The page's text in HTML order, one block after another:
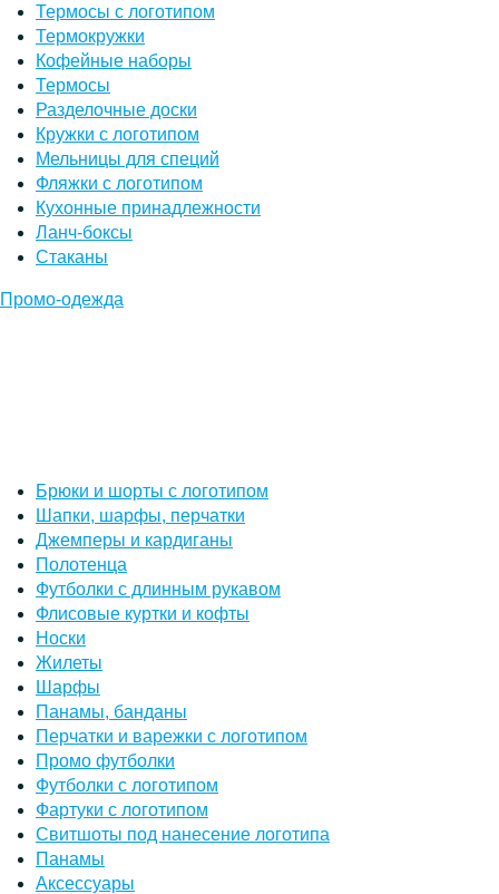
Термосы с логотипом
Термокружки
Кофейные наборы
Термосы
Разделочные доски
Кружки с логотипом
Мельницы для специй
Фляжки с логотипом
Кухонные принадлежности
Ланч-боксы
Стаканы
Промо-одежда
Брюки и шорты с логотипом
Шапки, шарфы, перчатки
Джемперы и кардиганы
Полотенца
Футболки с длинным рукавом
Флисовые куртки и кофты
Носки
Жилеты
Шарфы
Панамы, банданы
Перчатки и варежки с логотипом
Промо футболки
Футболки с логотипом
Фартуки с логотипом
Свитшоты под нанесение логотипа
Панамы
Аксессуары